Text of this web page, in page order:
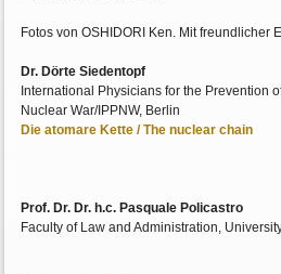
Fotos von OSHIDORI Ken. Mit freundlicher
Dr. Dörte Siedentopf
International Physicians for the Prevention
Nuclear War/IPPNW, Berlin
Die atomare Kette / The nuclear chain
Prof. Dr. Dr. h.c. Pasquale Policastro
Faculty of Law and Administration,